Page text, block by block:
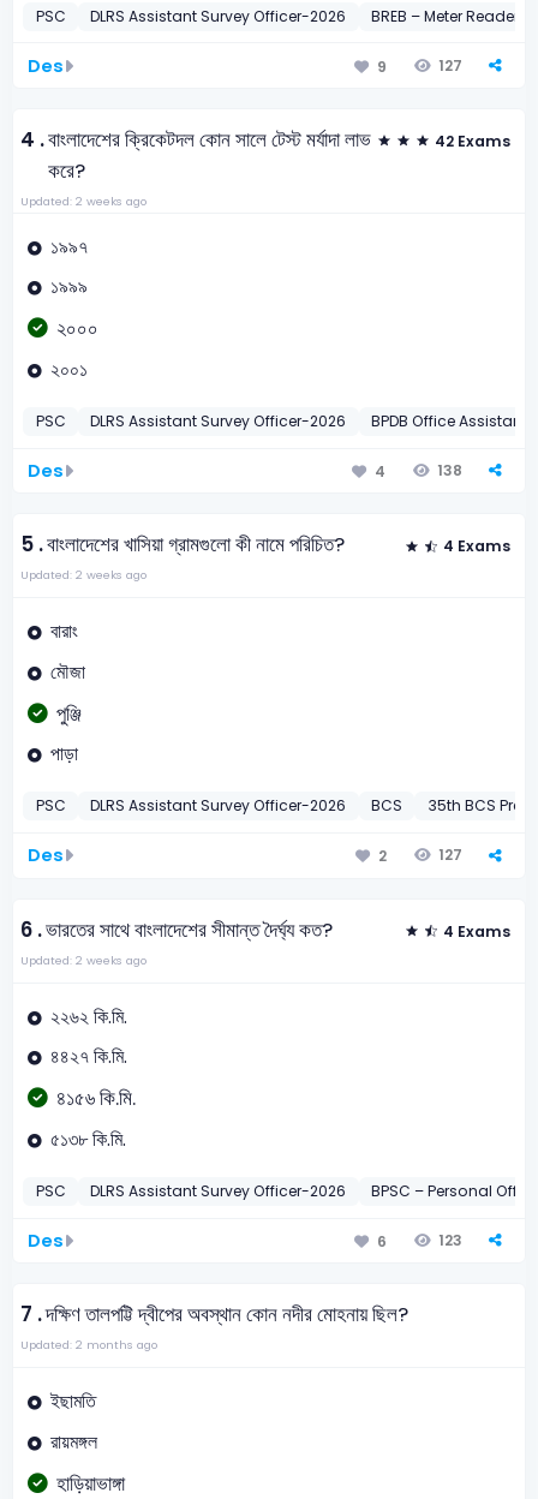
PSC DLRS Assistant Survey Officer-2026 BREB – Meter
Des 9 127
4 .বাংলাদেশের ক্রিকেটদল কোন সালে টেস্ট মর্যাদা লাভ
করে?
42 Exams
Updated: 2 weeks ago
১৯৯৭
১৯৯৯
২০০০
২০০১
PSC DLRS Assistant Survey Officer-2026 BPDB Office Assistant-
Des 4 138
5 .বাংলাদেশের খাসিয়া গ্রামগুলো কী নামে পরিচিত? 4 Exams
Updated: 2 weeks ago
বারাং
মৌজা
পুঞ্জি
পাড়া
PSC DLRS Assistant Survey Officer-2026 BCS 35th BCS
Des 2 127
6 .ভারতের সাথে বাংলাদেশের সীমান্ত দৈর্ঘ্য কত? 4 Exams
Updated: 2 weeks ago
২২৬২ কি.মি.
৪৪২৭ কি.মি.
৪১৫৬ কি.মি.
৫১৩৮ কি.মি.
PSC DLRS Assistant Survey Officer-2026 BPSC – Personal
Des 6 123
7 .দক্ষিণ তালপট্টি দ্বীপের অবস্থান কোন নদীর মোহনায় ছিল?
Updated: 2 months ago
ইছামতি
রায়মঙ্গল
হাড়িয়াভাঙ্গা